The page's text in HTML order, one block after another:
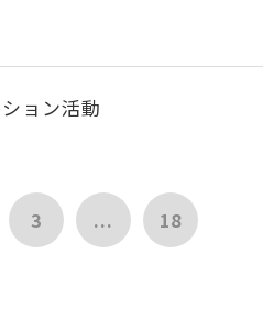
ョン活動
3 ... 18